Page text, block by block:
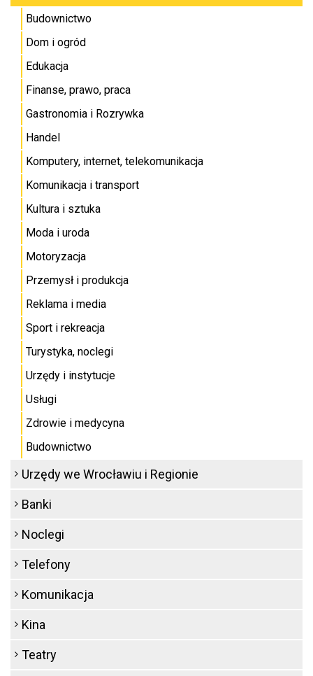
Budownictwo
Dom i ogród
Edukacja
Finanse, prawo, praca
Gastronomia i Rozrywka
Handel
Komputery, internet, telekomunikacja
Komunikacja i transport
Kultura i sztuka
Moda i uroda
Motoryzacja
Przemysł i produkcja
Reklama i media
Sport i rekreacja
Turystyka, noclegi
Urzędy i instytucje
Usługi
Zdrowie i medycyna
Budownictwo
Urzędy we Wrocławiu i Regionie
Banki
Noclegi
Telefony
Komunikacja
Kina
Teatry